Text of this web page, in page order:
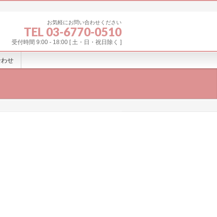
お気軽にお問い合わせください
TEL 03-6770-0510
受付時間 9:00 - 18:00 [ 土・日・祝日除く ]
せ